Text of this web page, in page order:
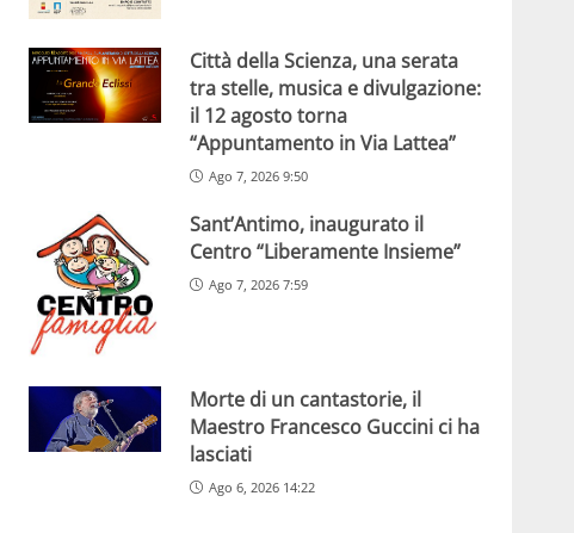
Città della Scienza, una serata
tra stelle, musica e divulgazione:
il 12 agosto torna
“Appuntamento in Via Lattea”
Ago 7, 2026 9:50
Sant’Antimo, inaugurato il
Centro “Liberamente Insieme”
Ago 7, 2026 7:59
Morte di un cantastorie, il
Maestro Francesco Guccini ci ha
lasciati
Ago 6, 2026 14:22